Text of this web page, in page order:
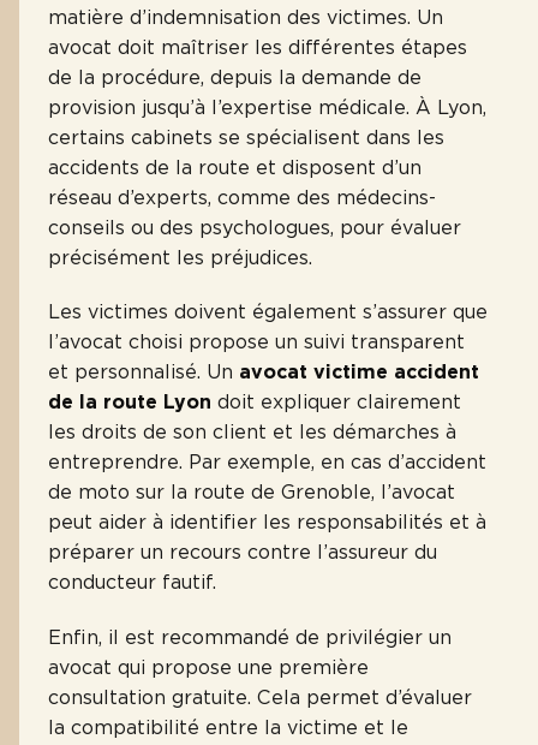
matière d’indemnisation des victimes. Un
avocat doit maîtriser les différentes étapes
de la procédure, depuis la demande de
provision jusqu’à l’expertise médicale. À Lyon,
certains cabinets se spécialisent dans les
accidents de la route et disposent d’un
réseau d’experts, comme des médecins-
conseils ou des psychologues, pour évaluer
précisément les préjudices.
Les victimes doivent également s’assurer que
l’avocat choisi propose un suivi transparent
et personnalisé. Un avocat victime accident
de la route Lyon doit expliquer clairement
les droits de son client et les démarches à
entreprendre. Par exemple, en cas d’accident
de moto sur la route de Grenoble, l’avocat
peut aider à identifier les responsabilités et à
préparer un recours contre l’assureur du
conducteur fautif.
Enfin, il est recommandé de privilégier un
avocat qui propose une première
consultation gratuite. Cela permet d’évaluer
la compatibilité entre la victime et le